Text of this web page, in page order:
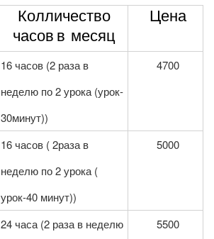
Колличество
часов в месяц
Цена
16 часов (2 раза в
неделю по 2 урока (урок-
30минут))
4700
16 часов ( 2раза в
неделю по 2 урока (
урок-40 минут))
5000
24 часа (2 раза в неделю
5500